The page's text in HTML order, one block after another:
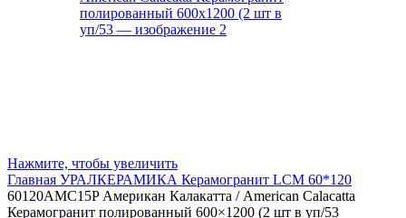
Нажмите, чтобы увеличить
Главная УРАЛКЕРАМИКА Керамогранит LCM 60*120
60120AMC15P Американ Калакатта / American Calacatta
Керамогранит полированный 600×1200 (2 шт в уп/53